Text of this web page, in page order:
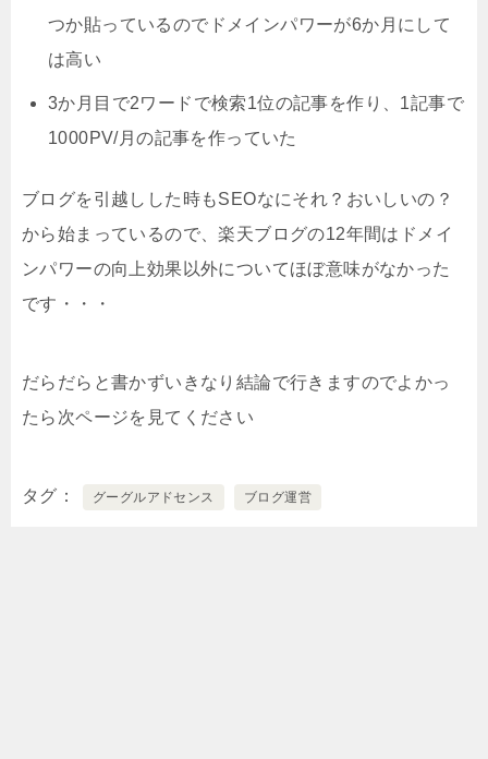
つか貼っているのでドメインパワーが6か月にして
は高い
3か月目で2ワードで検索1位の記事を作り、1記事で
1000PV/月の記事を作っていた
ブログを引越しした時もSEOなにそれ？おいしいの？
から始まっているので、楽天ブログの12年間はドメイ
ンパワーの向上効果以外についてほぼ意味がなかった
です・・・
だらだらと書かずいきなり結論で行きますのでよかっ
たら次ページを見てください
タグ グーグルアドセンス ブログ運営